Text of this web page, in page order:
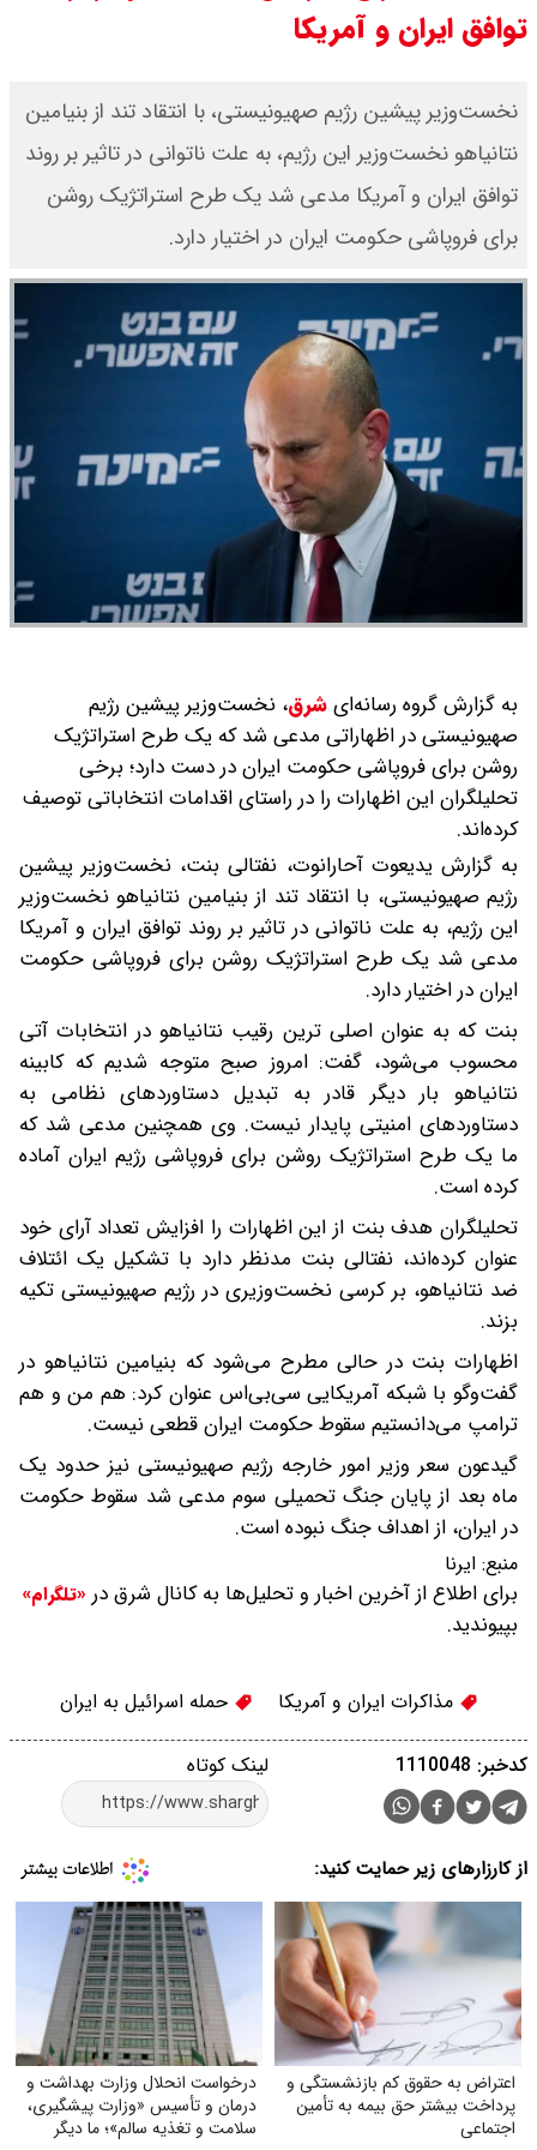
جدول
قیمت طلا و سکه امروز شنبه ۱۷ مرداد
۱۴۰۵ / قیمت هر گرم طلا چند ؟ +
جدول
۱۴۰۵ / هر دلار چند؟ + جدول
توافق ایران و آمریکا
نخست‌وزیر پیشین رژیم صهیونیستی، با انتقاد تند از بنیامین
نتانیاهو نخست‌وزیر این رژیم، به علت ناتوانی در تاثیر بر روند
توافق ایران و آمریکا مدعی شد یک طرح استراتژیک روشن
برای فروپاشی حکومت ایران در اختیار دارد.
به گزارش گروه رسانه‌ایشرق، نخست‌وزیر پیشین رژیم
صهیونیستی در اظهاراتی مدعی شد که یک طرح استراتژیک
روشن برای فروپاشی حکومت ایران در دست دارد؛ برخی
تحلیلگران این اظهارات را در راستای اقدامات انتخاباتی توصیف
کرده‌اند.
به گزارش یدیعوت آحارانوت، نفتالی بنت، نخست‌وزیر پیشین
رژیم صهیونیستی، با انتقاد تند از بنیامین نتانیاهو نخست‌وزیر
این رژیم، به علت ناتوانی در تاثیر بر روند توافق ایران و آمریکا
مدعی شد یک طرح استراتژیک روشن برای فروپاشی حکومت
ایران در اختیار دارد.
بنت که به عنوان اصلی ترین رقیب نتانیاهو در انتخابات آتی
محسوب می‌شود، گفت: امروز صبح متوجه شدیم که کابینه
نتانیاهو بار دیگر قادر به تبدیل دستاوردهای نظامی به
دستاوردهای امنیتی پایدار نیست. وی همچنین مدعی شد که
ما یک طرح استراتژیک روشن برای فروپاشی رژیم ایران آماده
کرده است.
تحلیلگران هدف بنت از این اظهارات را افزایش تعداد آرای خود
عنوان کرده‌اند، نفتالی بنت مدنظر دارد با تشکیل یک ائتلاف
ضد نتانیاهو، بر کرسی نخست‌وزیری در رژیم صهیونیستی تکیه
بزند.
اظهارات بنت در حالی مطرح می‌شود که بنیامین نتانیاهو در
گفت‌وگو با شبکه آمریکایی سی‌بی‌اس عنوان کرد: هم من و هم
ترامپ می‌دانستیم سقوط حکومت ایران قطعی نیست.
گیدعون سعر وزیر امور خارجه رژیم صهیونیستی نیز حدود یک
ماه بعد از پایان جنگ تحمیلی سوم مدعی شد سقوط حکومت
در ایران، از اهداف جنگ نبوده است.
منبع: ایرنا
برای اطلاع از آخرین اخبار و تحلیل‌ها به کانال شرق در «تلگرام»
بپیوندید.
مذاکرات ایران و آمریکا حمله اسرائیل به ایران
لینک کوتاه کدخبر: 1110048
از کارزارهای زیر حمایت کنید:
اعتراض به حقوق کم بازنشستگی و
پرداخت بیشتر حق بیمه به تأمین
اجتماعی
درخواست انحلال وزارت بهداشت و
درمان و تأسیس «وزارت پیشگیری،
سلامت و تغذیه سالم»؛ ما دیگر